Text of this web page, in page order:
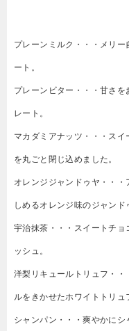
プレーンミルク・・・メリ
ート。
プレーンビター・・・甘さ
レート。
マカダミアナッツ・・・ス
を丸ごと閉じ込めました。
オレンジジャンドゥヤ・・
しめるオレンジ味のジャンド
宇治抹茶・・・スイートチ
ッシュ。
洋梨リキュールトリュフ・
ルをきかせたホワイトトリュ
シャンパン・・・爽やかに